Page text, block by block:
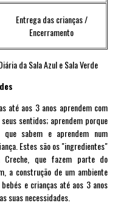
Entrega das crianças /
Encerramento
da Sala Azul e Sala Verde
aos 3 anos aprendem com
sentidos; aprendem porque
que sabem e aprendem num
Estes são os "ingredientes"
Creche, que fazem parte do
a construção de um ambiente
e crianças até aos 3 anos
suas necessidades.